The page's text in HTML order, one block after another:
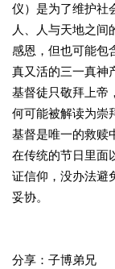
仪）是为了维护社
人、人与天地之间
感恩，但也可能包
真又活的三一真神
基督徒只敬拜上帝
何可能被解读为崇
基督是唯一的救赎
在传统的节日里面
证信仰，没办法避
妥协。
分享：子博弟兄